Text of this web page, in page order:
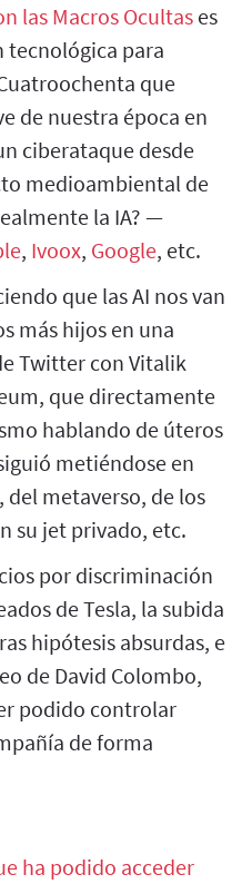
las Macros Ocultas es
tecnológica para
que
de nuestra época en
ciberataque desde
medioambiental de
la IA? —
, Ivoox, Google, etc.
que las AI nos van
más hijos en una
Twitter con Vitalik
que directamente
hablando de úteros
metiéndose en
del metaverso, de los
su jet privado, etc.
por discriminación
de Tesla, la subida
hipótesis absurdas, e
de David Colombo,
podido controlar
de forma
ha podido acceder